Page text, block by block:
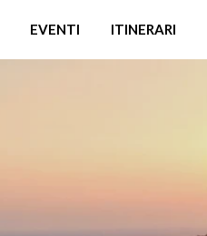
EVENTI ITINERARI